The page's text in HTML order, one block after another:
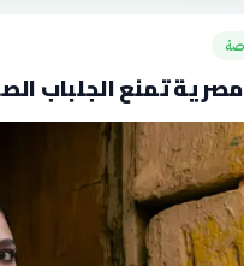
تمنع الجلباب